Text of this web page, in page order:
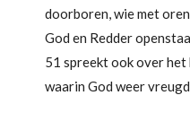
doorboren, wie met
God en Redder
51 spreekt ook over
waarin God weer